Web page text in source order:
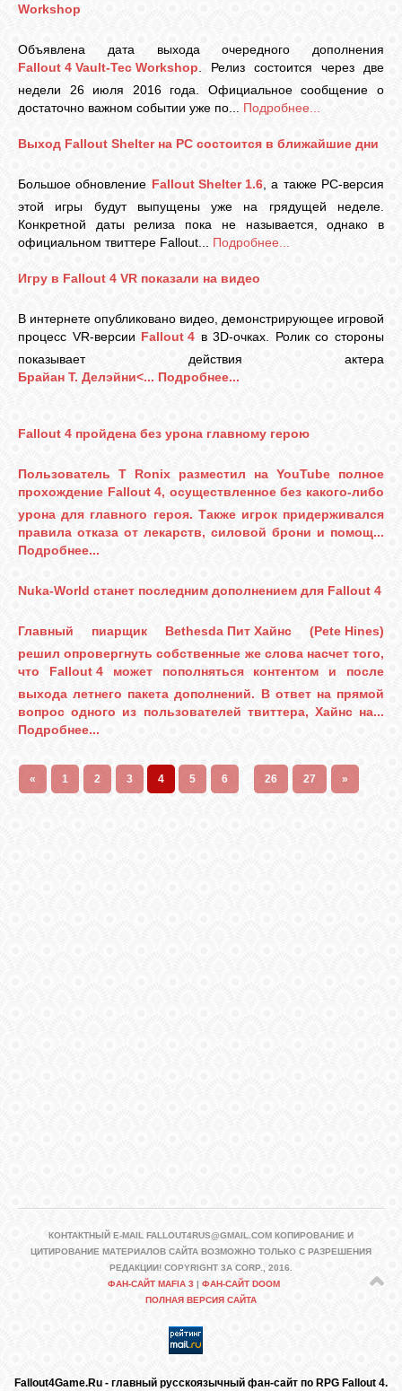
Workshop
Объявлена дата выхода очередного дополнения
Fallout 4 Vault-Tec Workshop . Релиз состоится через две
недели 26 июля 2016 года. Официальное сообщение о
достаточно важном событии уже по... Подробнее...
Выход Fallout Shelter на PC состоится в ближайшие дни
Большое обновление Fallout Shelter 1.6, а также PC-версия
этой игры будут выпущены уже на грядущей неделе.
Конкретной даты релиза пока не называется, однако в
официальном твиттере Fallout... Подробнее...
Игру в Fallout 4 VR показали на видео
В интернете опубликовано видео, демонстрирующее игровой
процесс VR-версии Fallout 4 в 3D-очках. Ролик со стороны
показывает действия актера
Брайан Т. Делэйни<... Подробнее...
Fallout 4 пройдена без урона главному герою
Пользователь T Ronix разместил на YouTube полное
прохождение Fallout 4, осуществленное без какого-либо
урона для главного героя. Также игрок придерживался
правила отказа от лекарств, силовой брони и помощ...
Подробнее...
Nuka-World станет последним дополнением для Fallout 4
Главный пиарщик Bethesda Пит Хайнс (Pete Hines)
решил опровергнуть собственные же слова насчет того,
что Fallout 4может пополняться контентом и после
выхода летнего пакета дополнений. В ответ на прямой
вопрос одного из пользователей твиттера, Хайнс на...
Подробнее...
« 1 2 3 4 5 6 26 27 »
КОНТАКТНЫЙ E-MAIL FALLOUT4RUS@GMAIL.COM КОПИРОВАНИЕ И
ЦИТИРОВАНИЕ МАТЕРИАЛОВ САЙТА ВОЗМОЖНО ТОЛЬКО С РАЗРЕШЕНИЯ
РЕДАКЦИИ! COPYRIGHT 3A CORP., 2016.
ФАН-САЙТ MAFIA 3 | ФАН-САЙТ DOOM
ПОЛНАЯ ВЕРСИЯ САЙТА
Fallout4Game.Ru - главный русскоязычный фан-сайт по RPG Fallout 4.